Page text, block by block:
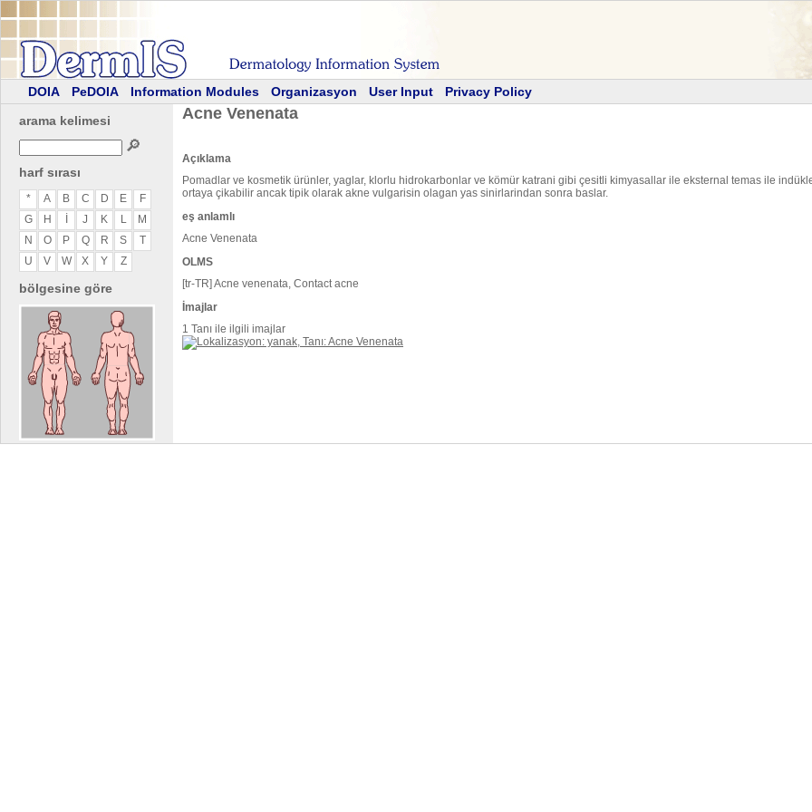
DOIA PeDOIA Information Modules Organizasyon User Input
Privacy Policy
arama kelimesi
🔎
harf sırası
* A B C D E
F
G
H J K L
M
N
O P Q R S
T
U
V W X Y Z
bölgesine göre
Acne Venenata
Açıklama
Pomadlar ve kosmetik ürünler, yaglar, klorlu hidrokarbonlar ve kömür katrani gibi çesitli kimyasallar ile eksternal temas ile
ortaya çikabilir ancak tipik olarak akne vulgarisin olagan yas sinirlarindan sonra baslar.
eş anlamlı
Acne Venenata
OLMS
[tr-TR] Acne venenata, Contact acne
İmajlar
1 Tanı ile ilgili imajlar